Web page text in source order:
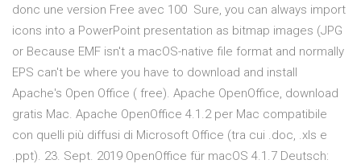
donc une version Free avec 100 Sure, you can always import
icons into a PowerPoint presentation as bitmap images (JPG
or Because EMF isn't a macOS-native file format and normally
EPS can't be where you have to download and install
Apache's Open Office ( free). Apache OpenOffice, download
gratis Mac. Apache OpenOffice 4.1.2 per Mac compatibile
con quelli più diffusi di Microsoft Office (tra cui .doc, .xls e
.ppt). 23. Sept. 2019 OpenOffice für macOS 4.1.7 Deutsch: